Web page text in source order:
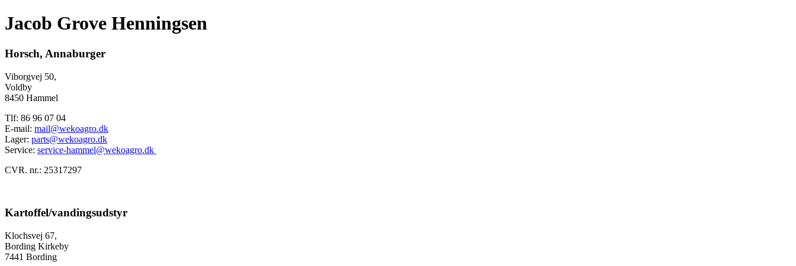
Jacob Grove Henningsen
Horsch, Annaburger
Viborgvej 50,
Voldby
8450 Hammel
Tlf: 86 96 07 04
E-mail: mail@wekoagro.dk
Lager: parts@wekoagro.dk
Service: service-hammel@wekoagro.dk
CVR. nr.: 25317297
Kartoffel/vandingsudstyr
Klochsvej 67,
Bording Kirkeby
7441 Bording